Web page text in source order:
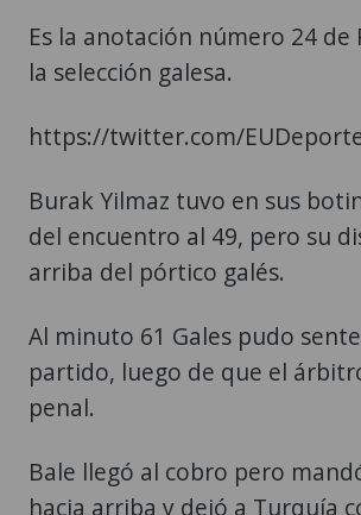
Es la anotación número 24 de
la selección galesa.
https://twitter.com/
Burak Yilmaz tuvo en sus
del encuentro al 49, pero su
arriba del pórtico galés.
Al minuto 61 Gales pudo
partido, luego de que el
penal.
Bale llegó al cobro pero
hacia arriba y dejó a Turquía